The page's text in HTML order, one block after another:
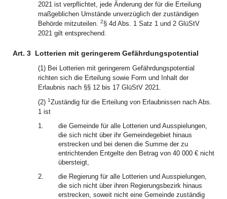
2021 ist verpflichtet, jede Änderung der für die Erteilung
maßgeblichen Umstände unverzüglich der zuständigen
Behörde mitzuteilen. 2§ 4d Abs. 1 Satz 1 und 2 GlüStV
2021 gilt entsprechend.
Art. 3 Lotterien mit geringerem Gefährdungspotential
(1) Bei Lotterien mit geringerem Gefährdungspotential
richten sich die Erteilung sowie Form und Inhalt der
Erlaubnis nach §§ 12 bis 17 GlüStV 2021.
(2) 1Zuständig für die Erteilung von Erlaubnissen nach Abs.
1 ist
1.
die Gemeinde für alle Lotterien und Ausspielungen,
die sich nicht über ihr Gemeindegebiet hinaus
erstrecken und bei denen die Summe der zu
entrichtenden Entgelte den Betrag von 40 000 € nicht
übersteigt,
2.
die Regierung für alle Lotterien und Ausspielungen,
die sich nicht über ihren Regierungsbezirk hinaus
erstrecken, soweit nicht eine Gemeinde zuständig